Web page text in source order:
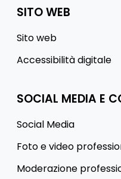
SITO WEB
Sito web
Accessibilità digitale
SOCIAL MEDIA E
Social Media
Foto e video
Moderazione